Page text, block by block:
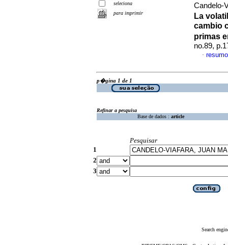
seleciona
para imprimir
Candelo-
La
cambio
primas
no.89,
·
p�gina 1 de 1
Refinar a pesquisa
Base de dados : article
Pesquisar
1
2
3
Search